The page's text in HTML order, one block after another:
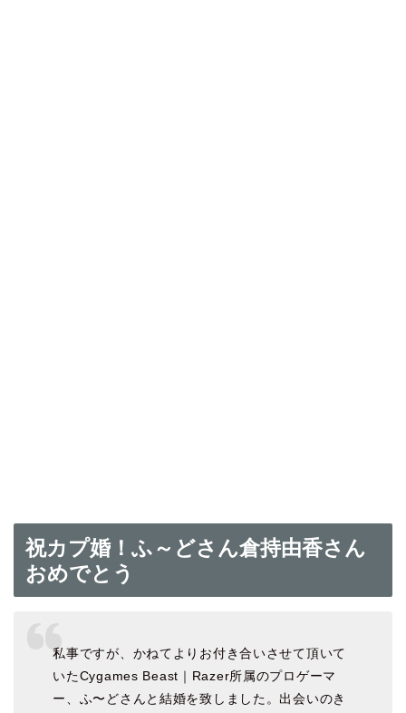
祝カプ婚！ふ～どさん倉持由香さん
おめでとう
私事ですが、かねてよりお付き合いさせて頂いて
いたCygames Beast｜Razer所属のプロゲーマ
ー、ふ〜どさんと結婚を致しました。出会いのき